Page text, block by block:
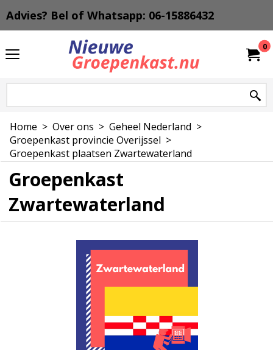
Advies? Bel of Whatsapp: 06-15886432
0
Home > Over ons > Geheel Nederland >
Groepenkast provincie Overijssel >
Groepenkast plaatsen Zwartewaterland
Groepenkast
Zwartewaterland